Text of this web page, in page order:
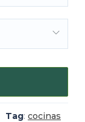
Tag: cocinas